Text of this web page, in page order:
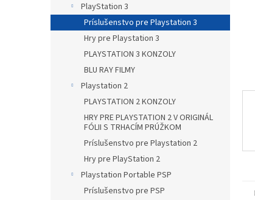
PlayStation 3
Príslušenstvo pre Playstation 3
Hry pre Playstation 3
PLAYSTATION 3 KONZOLY
BLU RAY FILMY
Playstation 2
PLAYSTATION 2 KONZOLY
HRY PRE PLAYSTATION 2 V ORIGINÁL
FÓLII S TRHACÍM PRÚŽKOM
Príslušenstvo pre Playstation 2
Hry pre PlayStation 2
Playstation Portable PSP
Príslušenstvo pre PSP